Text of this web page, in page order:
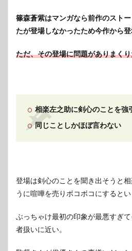
篠森蒼紫はマンガなら前作のスト
たが登場しなかったため今作から登
ただ、その登場に問題がありまく
相楽左之助に剣心のことを強
同じことしかほぼ言わない
登場は剣心のことを聞き出そうと
うに喧嘩を売りボコボコにするとい
ぶっちゃけ最初の印象が最悪すぎ
者扱いに近い。